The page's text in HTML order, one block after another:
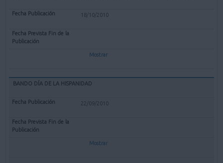
18/10/2010
Mostrar
BANDO DÍA DE LA HISPANIDAD
22/09/2010
Mostrar